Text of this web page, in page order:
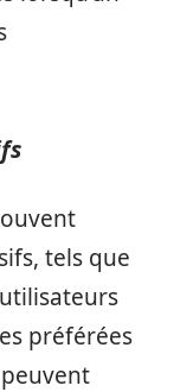
tels que
préférées